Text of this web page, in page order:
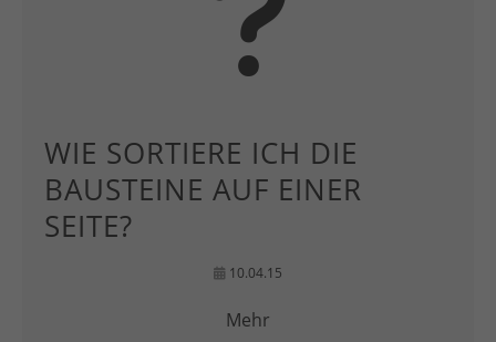
WIE SORTIERE ICH DIE
BAUSTEINE AUF EINER
SEITE?
10.04.15
Mehr